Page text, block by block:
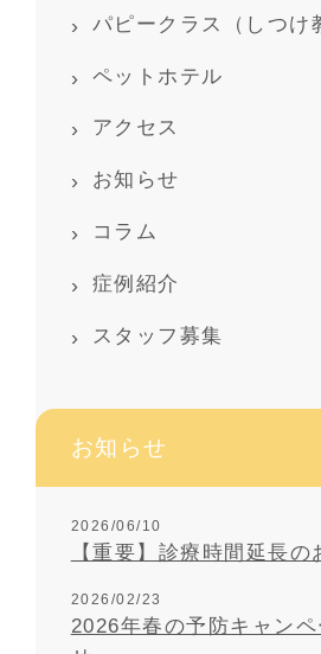
パピークラス（しつけ
ペットホテル
アクセス
お知らせ
コラム
症例紹介
スタッフ募集
お知らせ
2026/06/10
【重要】診療時間延長の
2026/02/23
2026年春の予防キャン